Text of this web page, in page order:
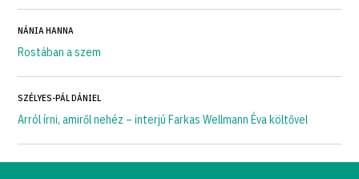
NÁNIA HANNA
Rostában a szem
SZÉLYES-PÁL DÁNIEL
Arról írni, amiről nehéz – interjú Farkas Wellmann Éva költővel